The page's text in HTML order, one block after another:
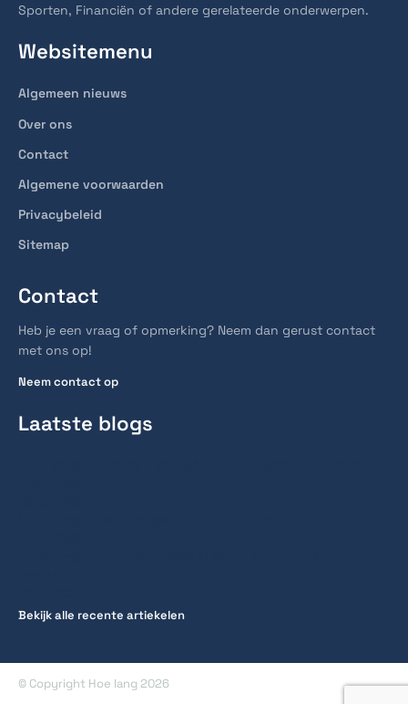
Sporten, Financiën of andere gerelateerde onderwerpen.
Websitemenu
Algemeen nieuws
Over ons
Contact
Algemene voorwaarden
Privacybeleid
Sitemap
Contact
Heb je een vraag of opmerking? Neem dan gerust contact
met ons op!
Neem contact op
Laatste blogs
Bekijk alle recente artiekelen
© Copyright Hoe lang 2026